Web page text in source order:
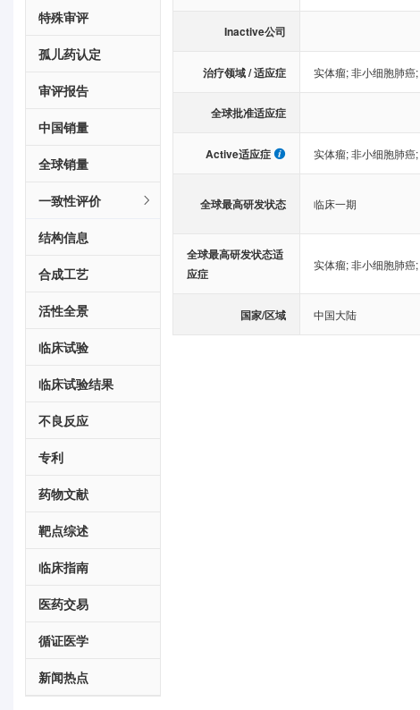
特殊审评
孤儿药认定
审评报告
中国销量
全球销量
一致性评价
结构信息
合成工艺
活性全景
临床试验
临床试验结果
不良反应
专利
药物文献
靶点综述
临床指南
医药交易
循证医学
新闻热点
Inactive公司
治疗领域 / 适应症 实体瘤;非小细胞肺癌;
全球批准适应症
Active适应症 实体瘤;非小细胞肺癌;
全球最高研发状态 临床一期
全球最高研发状态适
应症
实体瘤;非小细胞肺癌;
国家/区域 中国大陆